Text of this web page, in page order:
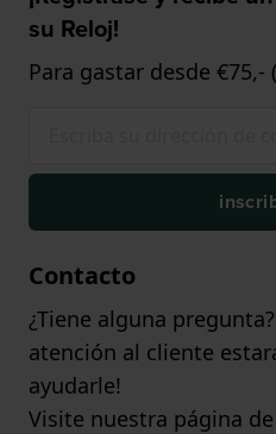
su Reloj!
Para gastar desde
Contacto
¿Tiene alguna
atención al cliente
ayudarle!
Visite nuestra página